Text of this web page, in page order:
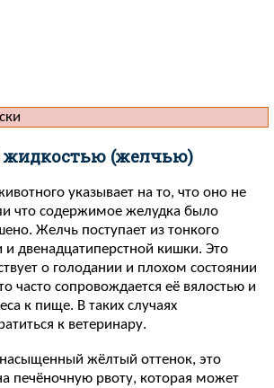
жидкостью (желчью)
указывает на то, что оно не
что содержимое желудка было
Желчь поступает из тонкого
и двенадцатиперстной кишки. Это
о голодании и плохом состоянии
часто сопровождается её вялостью и
к пище. В таких случаях
к ветеринару.
жёлтый оттенок, это
печёночную рвоту, которая может